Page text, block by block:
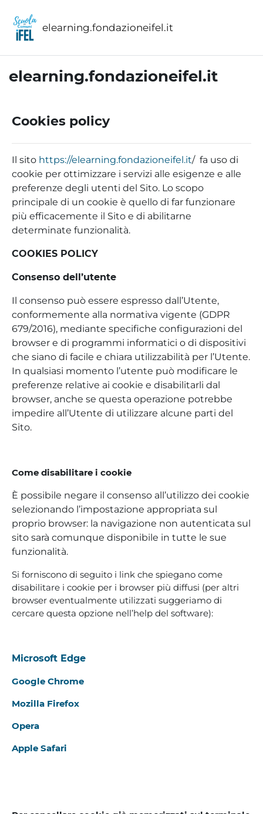
elearning.fondazioneifel.it
elearning.fondazioneifel.it
Cookies policy
Il sito https://elearning.fondazioneifel.it/ fa uso di
cookie per ottimizzare i servizi alle esigenze e alle
preferenze degli utenti del Sito. Lo scopo
principale di un cookie è quello di far funzionare
più efficacemente il Sito e di abilitarne
determinate funzionalità.
COOKIES POLICY
Consenso dell’utente
Il consenso può essere espresso dall’Utente,
conformemente alla normativa vigente (GDPR
679/2016), mediante specifiche configurazioni del
browser e di programmi informatici o di dispositivi
che siano di facile e chiara utilizzabilità per l’Utente.
In qualsiasi momento l’utente può modificare le
preferenze relative ai cookie e disabilitarli dal
browser, anche se questa operazione potrebbe
impedire all’Utente di utilizzare alcune parti del
Sito.
Come disabilitare i cookie
È possibile negare il consenso all’utilizzo dei cookie
selezionando l’impostazione appropriata sul
proprio browser: la navigazione non autenticata sul
sito sarà comunque disponibile in tutte le sue
funzionalità.
Si forniscono di seguito i link che spiegano come
disabilitare i cookie per i browser più diffusi (per altri
browser eventualmente utilizzati suggeriamo di
cercare questa opzione nell’help del software):
Microsoft Edge
Google Chrome
Mozilla Firefox
Opera
Apple Safari